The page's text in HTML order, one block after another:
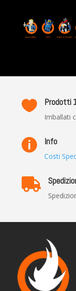
VIDEOGAMES LEGO ROBOT & FIGURES
 Prodotti
Imballati
 Info
Costi
